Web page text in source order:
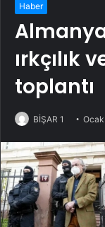
Haber
ırkçılık
toplantı
BİŞAR 1